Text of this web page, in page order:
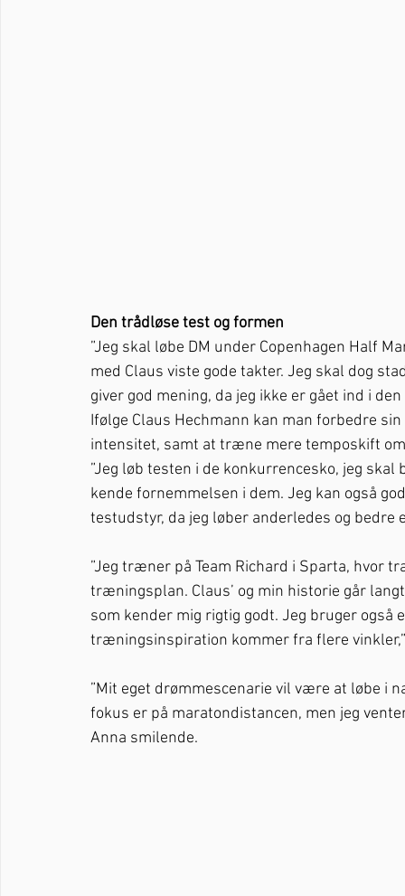
Den trådløse test og formen
”Jeg skal løbe DM under Copenhagen Half
med Claus viste gode takter. Jeg skal dog
giver god mening, da jeg ikke er gået ind i
Ifølge Claus Hechmann kan man forbedre
intensitet, samt at træne mere temposkift
”Jeg løb testen i de konkurrencesko, jeg
kende fornemmelsen i dem. Jeg kan også
testudstyr, da jeg løber anderledes og
”Jeg træner på Team Richard i Sparta,
træningsplan. Claus’ og min historie går
som kender mig rigtig godt. Jeg bruger
træningsinspiration kommer fra flere
”Mit eget drømmescenarie vil være at løbe i
fokus er på maratondistancen, men jeg
Anna smilende.